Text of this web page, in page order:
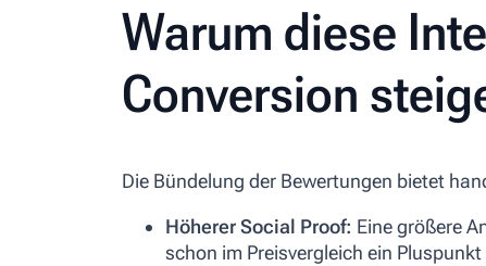
Warum diese
Conversion
Die Bündelung der Bewertungen bietet
Höherer Social Proof: Eine größere
schon im Preisvergleich ein